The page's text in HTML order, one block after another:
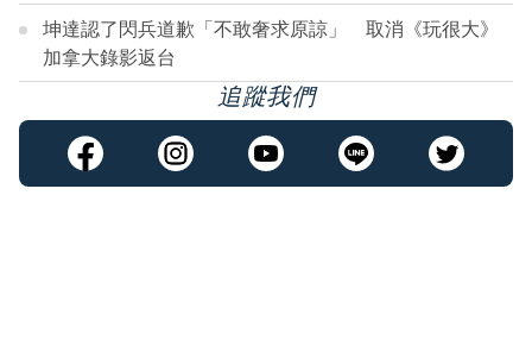
坤達認了閃兵道歉「不敢奢求原諒」 取消《玩很大》
加拿大錄影返台
追蹤我們